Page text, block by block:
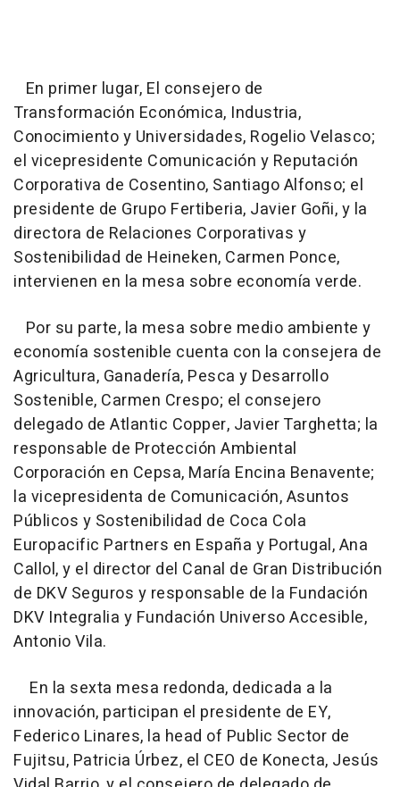
En primer lugar, El consejero de
Transformación Económica, Industria,
Conocimiento y Universidades, Rogelio Velasco;
el vicepresidente Comunicación y Reputación
Corporativa de Cosentino, Santiago Alfonso; el
presidente de Grupo Fertiberia, Javier Goñi, y la
directora de Relaciones Corporativas y
Sostenibilidad de Heineken, Carmen Ponce,
intervienen en la mesa sobre economía verde.
Por su parte, la mesa sobre medio ambiente y
economía sostenible cuenta con la consejera de
Agricultura, Ganadería, Pesca y Desarrollo
Sostenible, Carmen Crespo; el consejero
delegado de Atlantic Copper, Javier Targhetta; la
responsable de Protección Ambiental
Corporación en Cepsa, María Encina Benavente;
la vicepresidenta de Comunicación, Asuntos
Públicos y Sostenibilidad de Coca Cola
Europacific Partners en España y Portugal, Ana
Callol, y el director del Canal de Gran Distribución
de DKV Seguros y responsable de la Fundación
DKV Integralia y Fundación Universo Accesible,
Antonio Vila.
En la sexta mesa redonda, dedicada a la
innovación, participan el presidente de EY,
Federico Linares, la head of Public Sector de
Fujitsu, Patricia Úrbez, el CEO de Konecta, Jesús